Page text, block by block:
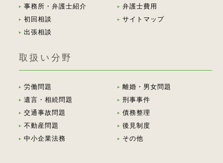
事務所・弁護士紹介
初回相談
出張相談
弁護士費用
サイトマップ
取扱い分野
労働問題
遺言・相続問題
交通事故問題
不動産問題
中小企業法務
離婚・男女問題
刑事事件
債務整理
後見制度
その他